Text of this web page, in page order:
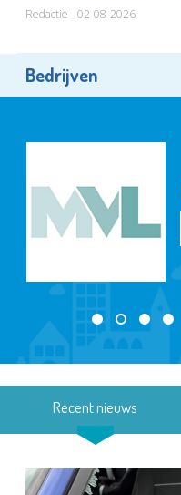
Redactie - 02-08-2026
Bedrijven
Recent nieuws